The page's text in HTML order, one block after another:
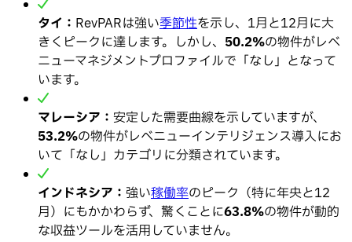
タイ： RevPARは強い季節性を示し、1月と12月に大
きくピークに達します。しかし、 50.2%の物件がレベ
ニューマネジメントプロファイルで「なし」となって
います。
マレーシア： 安定した需要曲線を示していますが、
53.2%の物件がレベニューインテリジェンス導入にお
いて「なし」カテゴリに分類されています。
インドネシア： 強い稼働率のピーク（特に年央と12
月）にもかかわらず、驚くことに63.8%の物件が動的
な収益ツールを活用していません。